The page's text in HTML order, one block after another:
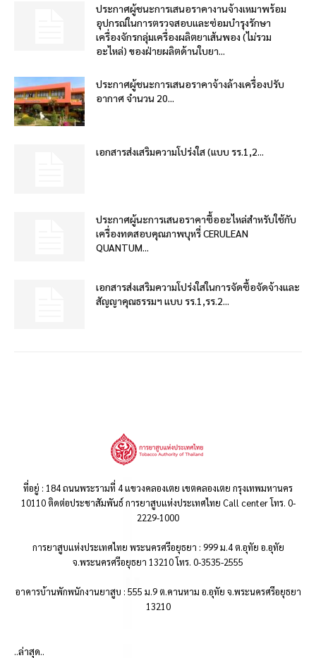
ประกาศผู้ชนะการเสนอราคางานจ้างเหมาพร้อม
อุปกรณ์ในการตรวจสอบและซ่อมบำรุงรักษา
เครื่องจักรกลุ่มเครื่องผลิตยาเส้นพอง (ไม่รวม
อะไหล่) ของฝ่ายผลิตด้านใบยา...
ประกาศผู้ชนะการเสนอราคาจ้างล้างเครื่องปรับ
อากาศ จำนวน 20...
เอกสารส่งเสริมความโปร่งใส (แบบ รร.1,2...
ประกาศผู้นะการเสนอราคาซื้ออะไหล่สำหรับใช้กับ
เครื่องทดสอบคุณภาพบุหรี่ CERULEAN
QUANTUM...
เอกสารส่งเสริมความโปร่งใสในการจัดซื้อจัดจ้างและ
สัญญาคุณธรรมฯ แบบ รร.1,รร.2...
ที่อยู่ : 184 ถนนพระรามที่ 4 แขวงคลองเตย เขตคลองเตย กรุงเทพมหานคร
10110 ติดต่อประชาสัมพันธ์ การยาสูบแห่งประเทศไทย Call center โทร. 0-
2229-1000
การยาสูบแห่งประเทศไทย พระนครศรีอยุธยา : 999 ม.4 ต.อุทัย อ.อุทัย
จ.พระนครศรีอยุธยา 13210 โทร. 0-3535-2555
อาคารบ้านพักพนักงานยาสูบ : 555 ม.9 ต.คานหาม อ.อุทัย จ.พระนครศรีอยุธยา
13210
..ล่าสุด..